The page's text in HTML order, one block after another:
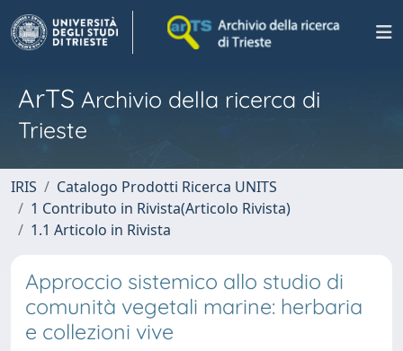
ArTS Archivio della ricerca di
Trieste
IRIS
Catalogo Prodotti Ricerca UNITS
1 Contributo in Rivista(Articolo Rivista)
1.1 Articolo in Rivista
Approccio sistemico allo studio di
comunità vegetali marine: herbaria
e collezioni vive